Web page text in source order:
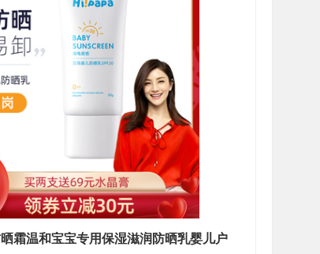
霜温和宝宝专用保湿滋润防晒乳婴儿户